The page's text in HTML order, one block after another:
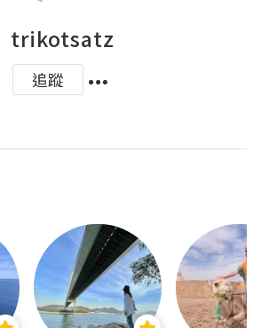
trikotsatz
追蹤